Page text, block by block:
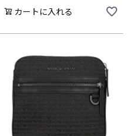
カートに入れる